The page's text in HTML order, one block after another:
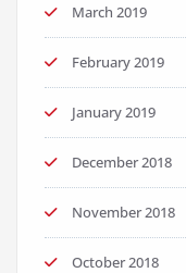
March 2019
February 2019
January 2019
December 2018
November 2018
October 2018